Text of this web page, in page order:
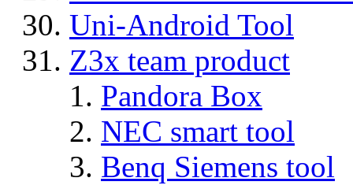
Uni-Android Tool
Z3x team product
Pandora Box
NEC smart tool
Benq Siemens tool